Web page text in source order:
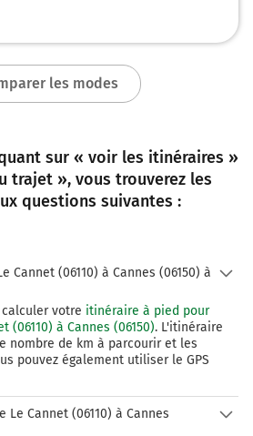
les modes
sur « voir les itinéraires »
trajet », vous trouverez les
questions suivantes :
Cannet (06110) à Cannes (06150) à
votre itinéraire à pied pour
(06110) à Cannes (06150). L'itinéraire
nombre de km à parcourir et les
pouvez également utiliser le GPS
Cannet (06110) à Cannes